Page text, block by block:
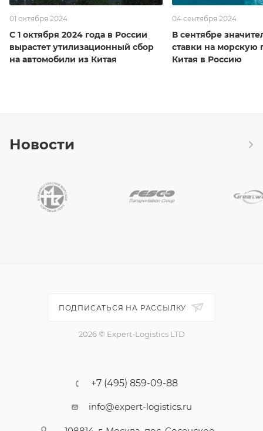
01 октября 2024
С 1 октября 2024 года в России
вырастет утилизационный сбор
на автомобили из Китая
04 сентября 2024
В сентябре
ставки на морскую
Китая в Россию
Новости
ПОДПИСАТЬСЯ НА РАССЫЛКУ
2026 © Expert-Logistics LTD
+7 (495) 859-09-88
info@expert-logistics.ru